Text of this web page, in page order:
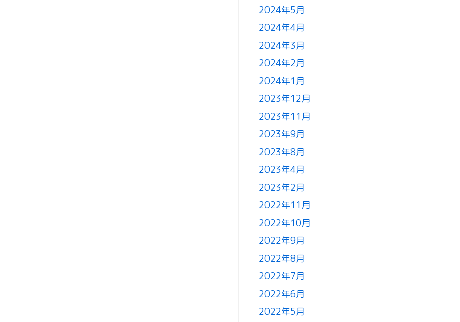
2024年5月
2024年4月
2024年3月
2024年2月
2024年1月
2023年12月
2023年11月
2023年9月
2023年8月
2023年4月
2023年2月
2022年11月
2022年10月
2022年9月
2022年8月
2022年7月
2022年6月
2022年5月